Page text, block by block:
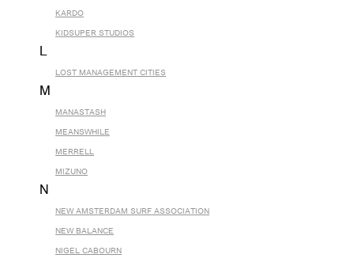
KARDO
KIDSUPER STUDIOS
L
LOST MANAGEMENT CITIES
M
MANASTASH
MEANSWHILE
MERRELL
MIZUNO
N
NEW AMSTERDAM SURF ASSOCIATION
NEW BALANCE
NIGEL CABOURN